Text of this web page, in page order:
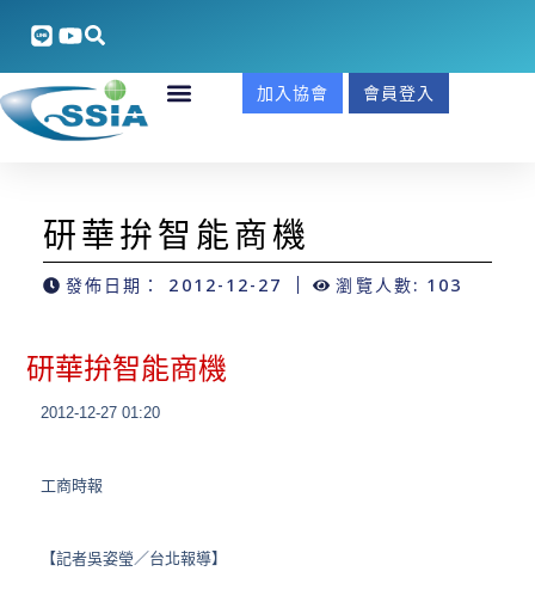
加入協會 會員登入
研華拚智能商機
發佈日期： 2012-12-27 瀏覽人數: 103
研華拚智能商機
2012-12-27 01:20
工商時報
【記者吳姿瑩／台北報導】